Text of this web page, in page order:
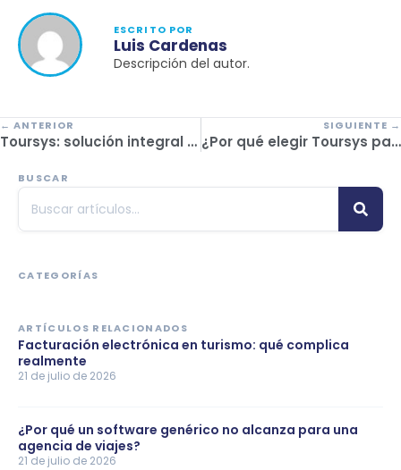
ESCRITO POR
Luis Cardenas
Descripción del autor.
← ANTERIOR
Toursys: solución integral para operadores turísticos
SIGUIENTE →
¿Por qué elegir Toursys para tu agencia de viajes?
BUSCAR
CATEGORÍAS
ARTÍCULOS RELACIONADOS
Facturación electrónica en turismo: qué complica
realmente
21 de julio de 2026
¿Por qué un software genérico no alcanza para una
agencia de viajes?
21 de julio de 2026